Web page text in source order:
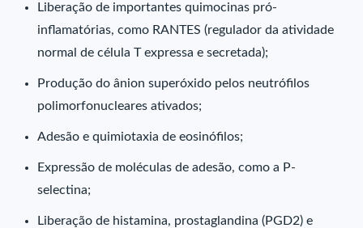
Liberação de importantes quimocinas pró-
inflamatórias, como RANTES (regulador da atividade
normal de célula T expressa e secretada);
Produção do ânion superóxido pelos neutrófilos
polimorfonucleares ativados;
Adesão e quimiotaxia de eosinófilos;
Expressão de moléculas de adesão, como a P-
selectina;
Liberação de histamina, prostaglandina (PGD2) e